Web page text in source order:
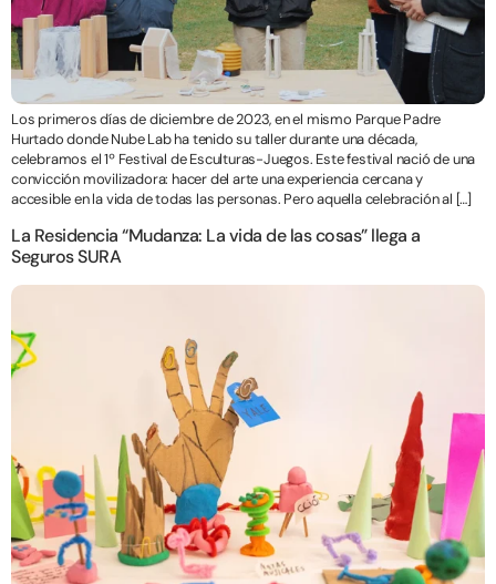
Los primeros días de diciembre de 2023, en el mismo Parque Padre
Hurtado donde Nube Lab ha tenido su taller durante una década,
celebramos el 1º Festival de Esculturas-Juegos. Este festival nació de una
convicción movilizadora: hacer del arte una experiencia cercana y
accesible en la vida de todas las personas. Pero aquella celebración al […]
La Residencia “Mudanza: La vida de las cosas” llega a
Seguros SURA